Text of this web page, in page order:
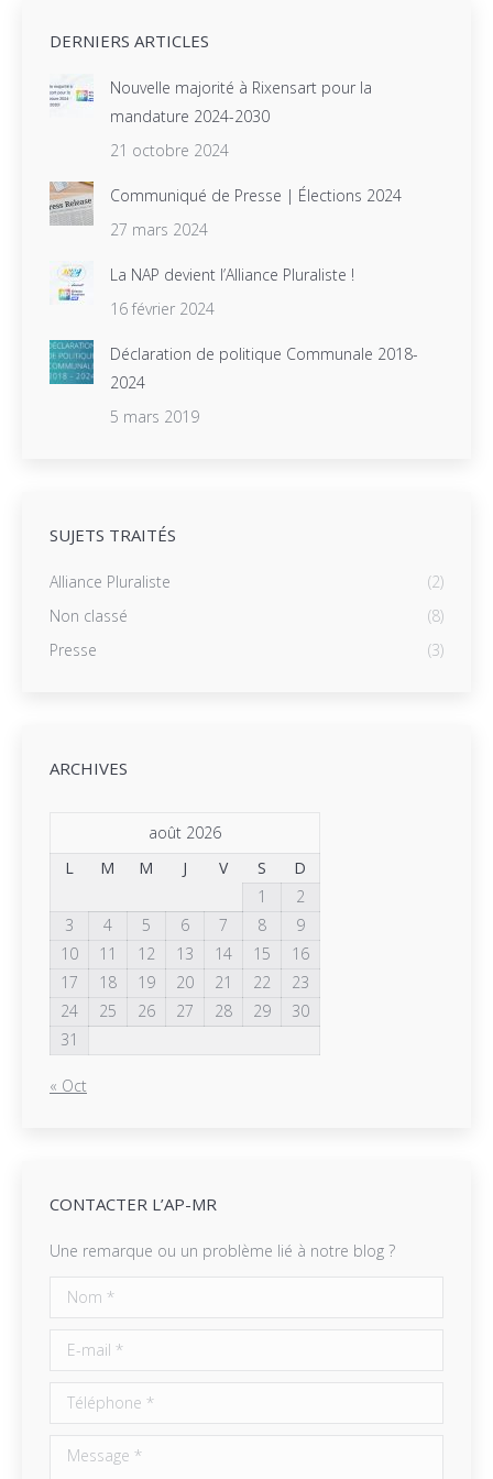
DERNIERS ARTICLES
Nouvelle majorité à Rixensart pour la
mandature 2024-2030
21 octobre 2024
Communiqué de Presse | Élections 2024
27 mars 2024
La NAP devient l’Alliance Pluraliste !
16 février 2024
Déclaration de politique Communale 2018-
2024
5 mars 2019
SUJETS TRAITÉS
Alliance Pluraliste
(2)
Non classé
(8)
Presse
(3)
ARCHIVES
août 2026
L
M M J V S
D
1
2
3
4 5 6 7 8
9
10
11 12 13 14 15
16
17
18 19 20 21 22
23
24
25 26 27 28 29
30
31
« Oct
CONTACTER L’AP-MR
Une remarque ou un problème lié à notre blog ?
Nom *
E-mail *
Téléphone *
Message *